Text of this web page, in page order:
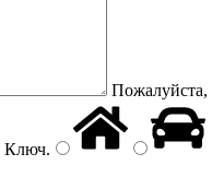
Пожалуйста,
Ключ.